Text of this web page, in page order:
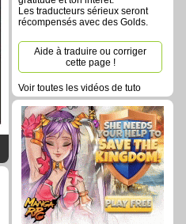
Les traducteurs sérieux seront
récompensés avec des Golds.
Aide à traduire ou corriger
cette page !
Voir toutes les vidéos de tuto